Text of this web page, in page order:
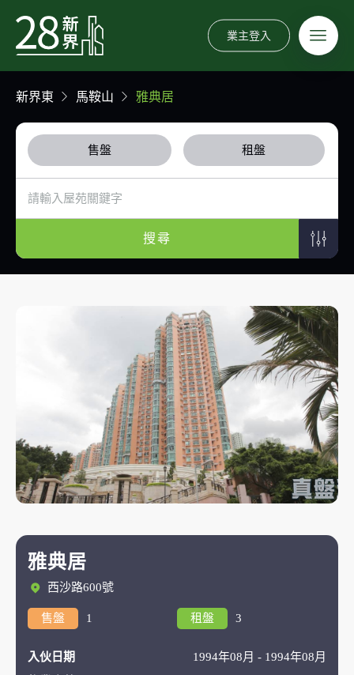
業主登入
新界東 馬鞍山 雅典居
售盤 租盤
搜尋
雅典居
西沙路600號
售盤 1 租盤 3
入伙日期
1994年08月 - 1994年08月